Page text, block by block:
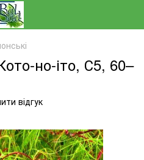
но-іто, С5, 60–
відгук